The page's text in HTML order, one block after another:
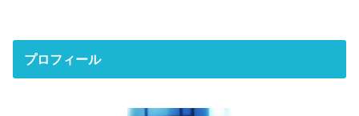
プロフィール